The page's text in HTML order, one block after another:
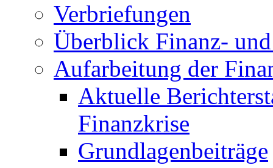
Verbriefungen
Überblick Finanz-
Aufarbeitung der
Aktuelle
Finanzkrise
Grundlagenbeiträge